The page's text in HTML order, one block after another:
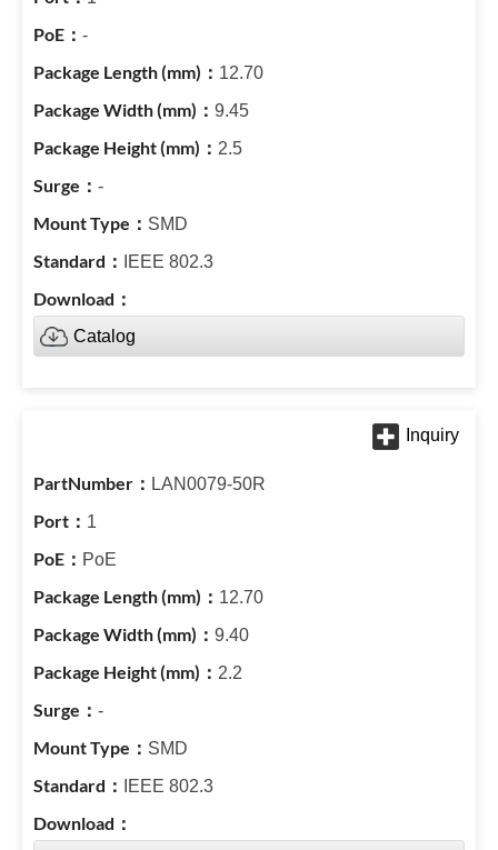
-
12.70
9.45
2.5
-
SMD
IEEE 802.3
Catalog
LAN0079-50R
1
PoE
12.70
9.40
2.2
-
SMD
IEEE 802.3